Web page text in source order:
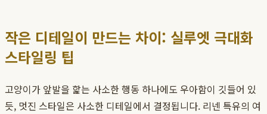
작은 디테일이 만드는 차이: 실루엣 극대화
스타일링 팁
고양이가 앞발을 핥는 사소한 행동 하나에도 우아함이 깃들어 있
듯, 멋진 스타일은 사소한 디테일에서 결정됩니다. 리넨 특유의 여